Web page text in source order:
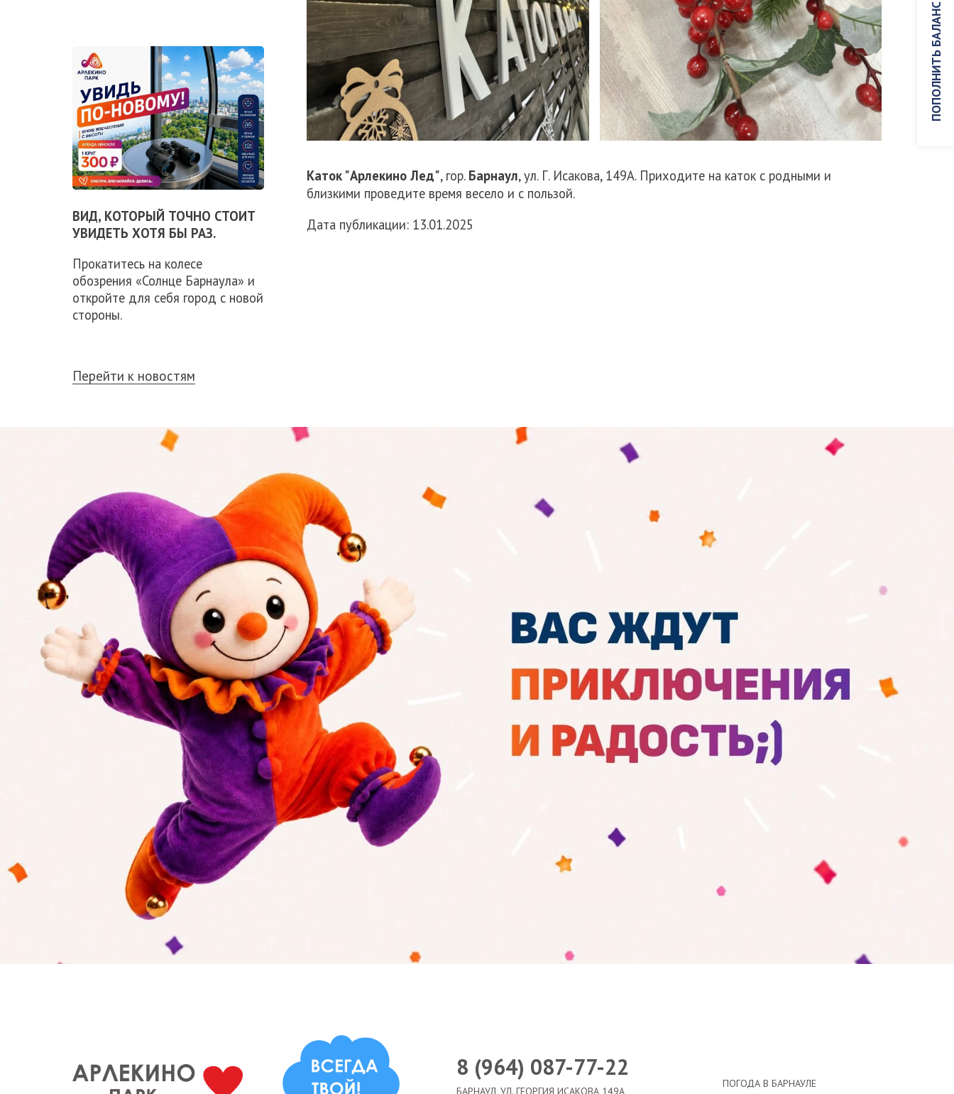
ПОПОЛНИТЬ БАЛАНС
ВИД, КОТОРЫЙ ТОЧНО СТОИТ
УВИДЕТЬ ХОТЯ БЫ РАЗ.
Прокатитесь на колесе
обозрения «Солнце Барнаула» и
откройте для себя город с новой
стороны.
Перейти к новостям
Каток "Арлекино Лед", гор. Барнаул, ул. Г. Исакова, 149А. Приходите на каток с родными и
близкими проведите время весело и с пользой.
Дата публикации: 13.01.2025
8 (964) 087-77-22
БАРНАУЛ, УЛ. ГЕОРГИЯ ИСАКОВА 149А
ПОГОДА В БАРНАУЛЕ